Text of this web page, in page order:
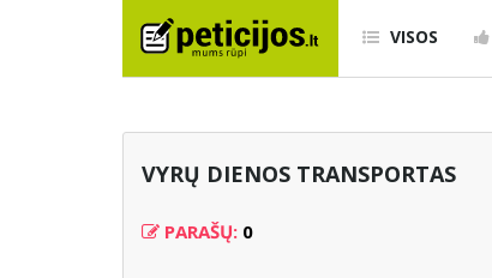
VISOS
VYRŲ DIENOS TRANSPORTAS
PARAŠŲ: 0